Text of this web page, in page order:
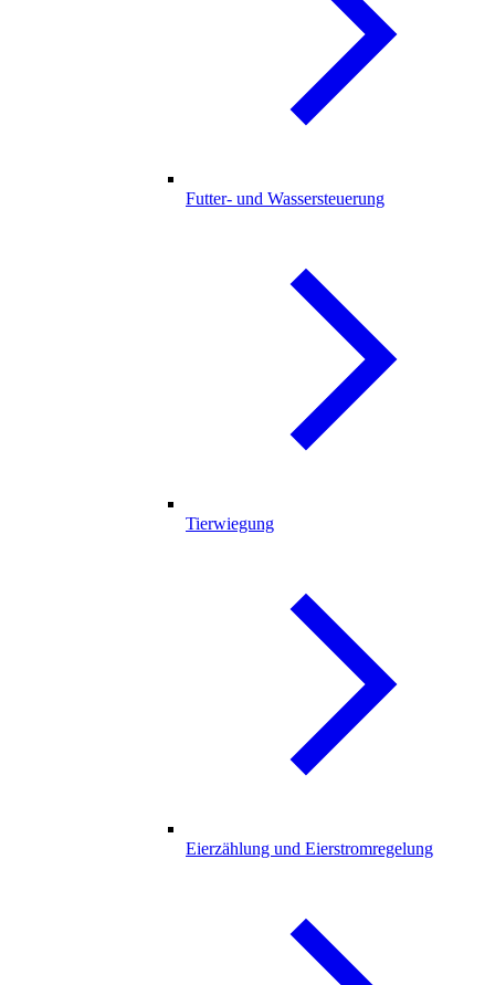
Futter- und Wassersteuerung
Tierwiegung
Eierzählung und Eierstromregelung